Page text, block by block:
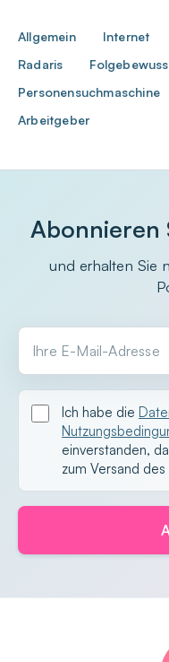
Allgemein Internet
Radaris
Personensuchmaschine
Arbeitgeber
Abonnieren
und erhalten Sie
Ihre E-Mail-Adresse
Ich habe die
einverstanden,
zum Versand